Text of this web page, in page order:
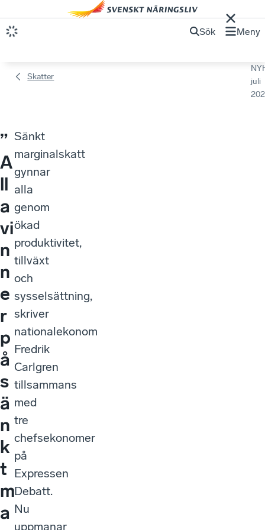
Sök Meny
Skatter
juli
”
A
ll
a
vi
n
n
e
r
p
å
s
ä
n
k
t
m
a
Sänkt
marginalskatt
gynnar
alla
genom
ökad
produktivitet,
tillväxt
och
sysselsättning,
skriver
nationalekonom
Fredrik
Carlgren
tillsammans
med
tre
chefsekonomer
på
Expressen
Debatt.
Nu
uppmanar